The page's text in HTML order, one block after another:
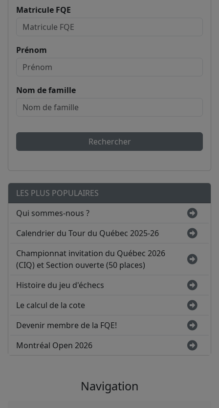
Matricule FQE
Prénom
Nom de famille
Rechercher
LES PLUS POPULAIRES
Qui sommes-nous ?
Calendrier du Tour du Québec 2025-26
Championnat invitation du Québec 2026
(CIQ) et Section ouverte (50 places)
Histoire du jeu d'échecs
Le calcul de la cote
Devenir membre de la FQE!
Montréal Open 2026
Navigation